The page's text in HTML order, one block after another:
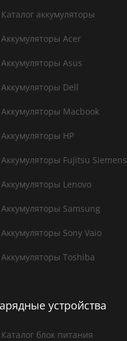
Каталог аккумуляторы
Аккумуляторы Acer
Аккумуляторы Asus
Аккумуляторы Dell
Аккумуляторы Macbook
Аккумуляторы HP
Аккумуляторы Fujitsu Siemens
Аккумуляторы Lenovo
Аккумуляторы Samsung
Аккумуляторы Sony Vaio
Аккумуляторы Toshiba
устройства
Каталог блок питания